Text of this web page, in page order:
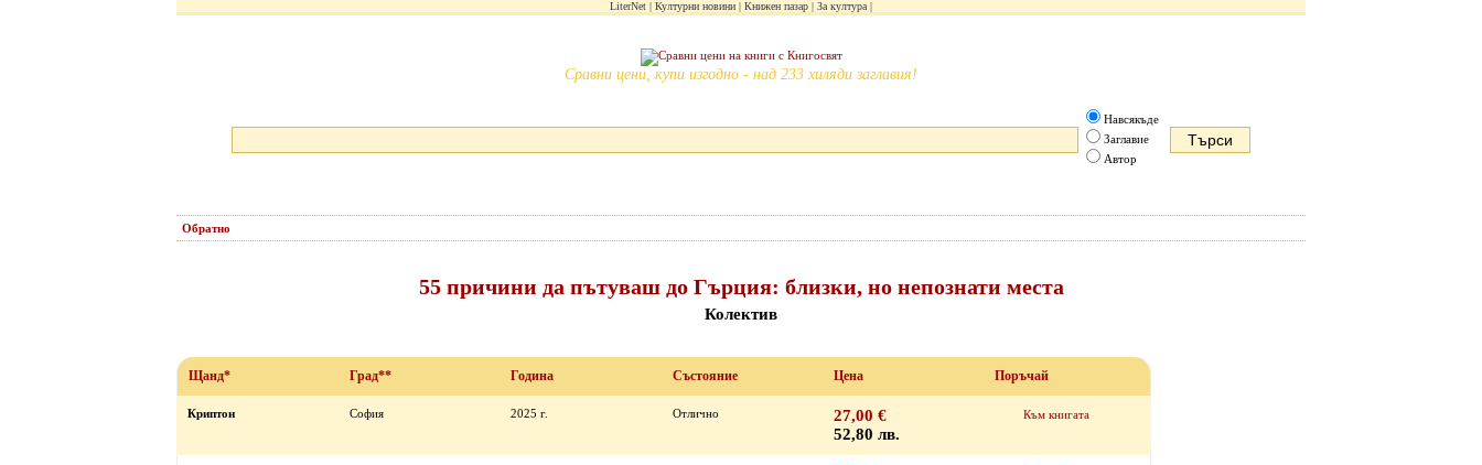
LiterNet Културни новини Книжен пазар За култура
Сравни цени, купи изгодно - над 233 хиляди заглавия!
Навсякъде
Заглавие
Автор
Обратно
55 причини да пътуваш до Гърция: близки, но непознати места
Колектив
Щанд* Град** Година Състояние Цена Поръчай
Криптон София 2025 г. Отлично
27,00 €
52,80 лв.
Към книгата